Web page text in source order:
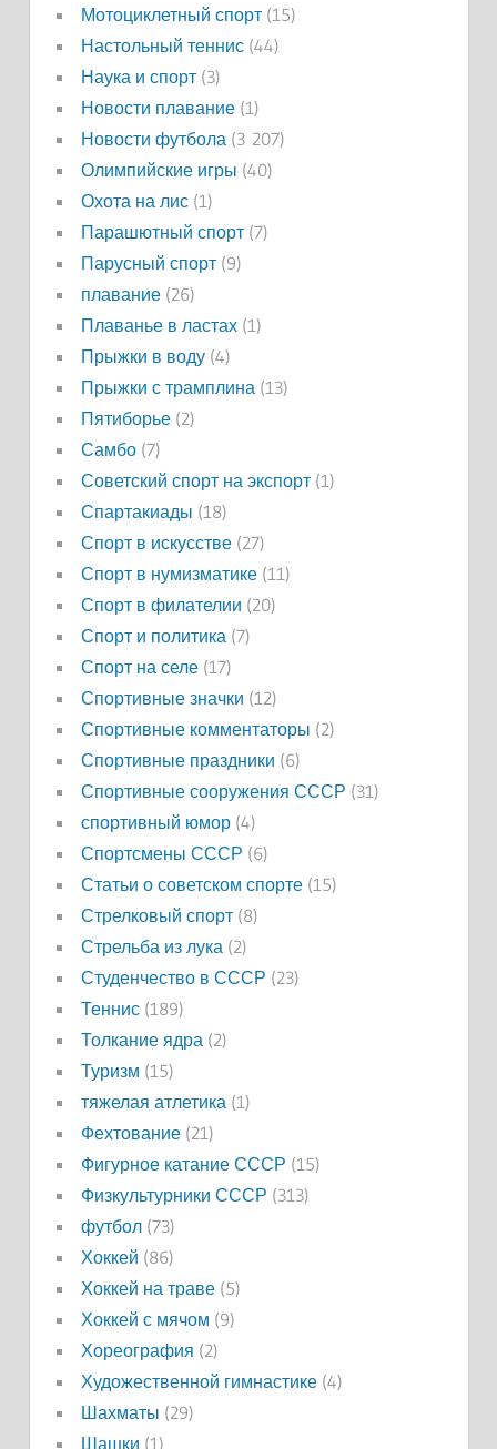
Мотоциклетный спорт(15)
Настольный теннис(44)
Наука и спорт(3)
Новости плавание(1)
Новости футбола (3 207)
Олимпийские игры (40)
Охота на лис(1)
Парашютный спорт(7)
Парусный спорт(9)
плавание(26)
Плаванье в ластах(1)
Прыжки в воду(4)
Прыжки с трамплина (13)
Пятиборье(2)
Самбо(7)
Советский спорт на экспорт(1)
Спартакиады (18)
Спорт в искусстве(27)
Спорт в нумизматике(11)
Спорт в филателии (20)
Спорт и политика (7)
Спорт на селе(17)
Спортивные значки (12)
Спортивные комментаторы (2)
Спортивные праздники (6)
Спортивные сооружения СССР (31)
спортивный юмор(4)
Спортсмены СССР (6)
Статьи о советском спорте(15)
Стрелковый спорт(8)
Стрельба из лука (2)
Студенчество в СССР (23)
Теннис(189)
Толкание ядра (2)
Туризм (15)
тяжелая атлетика (1)
Фехтование(21)
Фигурное катание СССР (15)
Физкультурники СССР (313)
футбол(73)
Хоккей (86)
Хоккей на траве(5)
Хоккей с мячом (9)
Хореография (2)
Художественной гимнастике(4)
Шахматы (29)
Шашки (1)